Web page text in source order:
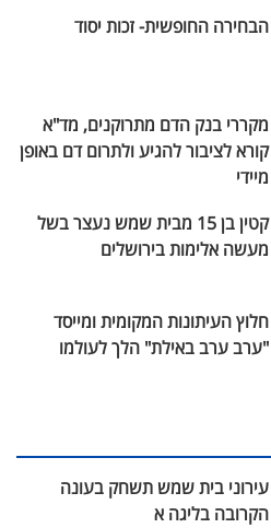
הבחירה החופשית- זכות יסוד
מקררי בנק הדם מתרוקנים, מד"א
קורא לציבור להגיע ולתרום דם באופן
מיידי
קטין בן 15 מבית שמש נעצר בשל
מעשה אלימות בירושלים
חלוץ העיתונות המקומית ומייסד
"ערב ערב באילת" הלך לעולמו
עירוני בית שמש תשחק בעונה
הקרובה בליגה א